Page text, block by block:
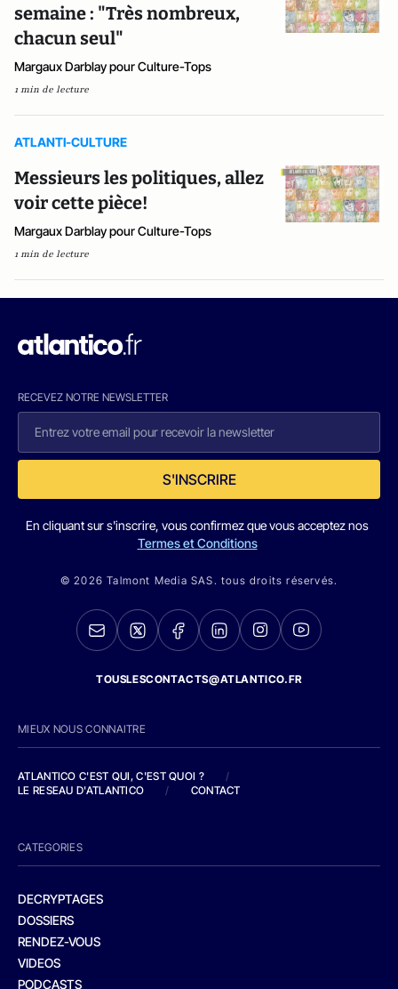
semaine : "Très nombreux,
chacun seul"
Margaux Darblay pour Culture-Tops
1 min de lecture
ATLANTI-CULTURE
Messieurs les politiques, allez
voir cette pièce!
Margaux Darblay pour Culture-Tops
1 min de lecture
RECEVEZ NOTRE NEWSLETTER
S'INSCRIRE
En cliquant sur s'inscrire, vous confirmez que vous acceptez nos
Termes et Conditions
© 2026 Talmont Media SAS. tous droits réservés.
TOUSLESCONTACTS@ATLANTICO.FR
MIEUX NOUS CONNAITRE
ATLANTICO C'EST QUI, C'EST QUOI ?
/
LE RESEAU D'ATLANTICO
/ CONTACT
CATEGORIES
DECRYPTAGES
DOSSIERS
RENDEZ-VOUS
VIDEOS
PODCASTS